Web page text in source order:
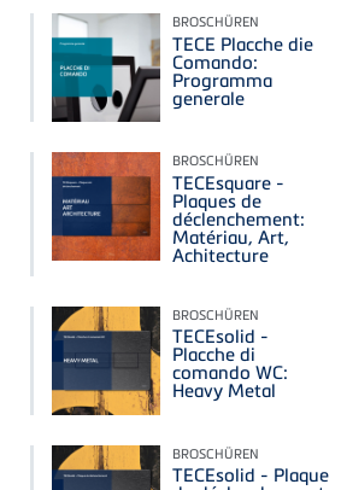
BROSCHÜREN
TECE Placche die
Comando:
Programma
generale
BROSCHÜREN
TECEsquare -
Plaques de
déclenchement:
Matériau, Art,
Achitecture
BROSCHÜREN
TECEsolid -
Placche di
comando WC:
Heavy Metal
BROSCHÜREN
TECEsolid - Plaque